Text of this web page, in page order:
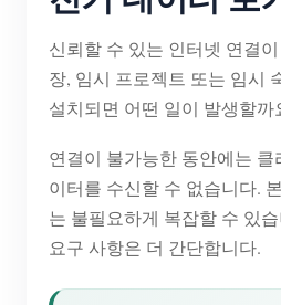
신뢰할 수 있는 인터넷 연결
장, 임시 프로젝트 또는 임시
설치되면 어떤 일이 발생할까
연결이 불가능한 동안에는
이터를 수신할 수 없습니다.
는 불필요하게 복잡할 수 있
요구 사항은 더 간단합니다.